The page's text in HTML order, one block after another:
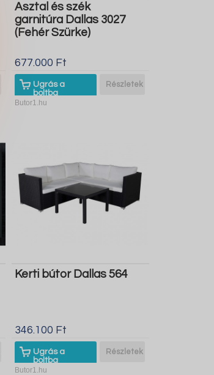
Asztal és szék
garnitúra Dallas 3027
(Fehér Szürke)
677.000 Ft
Ugrás a
boltba
Részletek
Butor1.hu
Kerti bútor Dallas 564
346.100 Ft
Ugrás a
boltba
Részletek
Butor1.hu